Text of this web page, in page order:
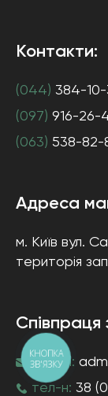
Контакти:
(044) 384-
(097) 916-26-
(063) 538-82-
Адреса
м. Київ вул.
територія
Співпраця
e-mail:
тел-н: 38
КНОПКА
ЗВ'ЯЗКУ